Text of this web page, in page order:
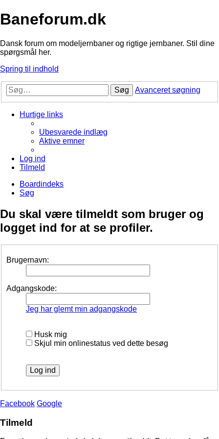
Baneforum.dk
Dansk forum om modeljernbaner og rigtige jernbaner. Stil dine
spørgsmål her.
Spring til indhold
Søg Avanceret søgning
Hurtige links
Ubesvarede indlæg
Aktive emner
Log ind
Tilmeld
Boardindeks
Søg
Du skal være tilmeldt som bruger og
logget ind for at se profiler.
Brugernavn:
Adgangskode:
Jeg har glemt min adgangskode
Husk mig
Skjul min onlinestatus ved dette besøg
Facebook Google
Tilmeld